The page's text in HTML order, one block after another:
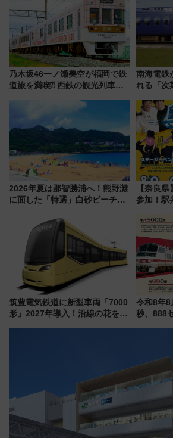
グ】
乃木坂46一ノ瀬美空が福岡で鉄
道旅を満喫⁈ 西鉄の観光列車
CHIKUGO」で巡る福岡･太宰
府･柳川の旅！YouTubeが公開
に
南海電鉄
れる「次
日本初
2026年夏は那智勝浦へ！熊野灘
に面した「特選」白砂ビーチは
会」は8月11日開催！
【奈良
参加！駅
に開催決
筑豊電気鉄道に新型車両「7000
形」2027年導入！沿線の花をイ
令和8年8
秒、888